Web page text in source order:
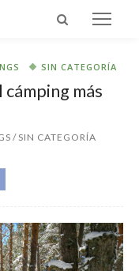
SIN CATEGORÍA
más
SIN CATEGORÍA